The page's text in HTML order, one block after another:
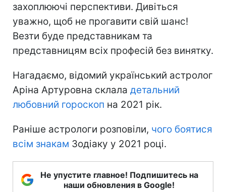
захоплюючі перспективи. Дивіться
уважно, щоб не прогавити свій шанс!
Везти буде представникам та
представницям всіх професій без винятку.
Нагадаємо, відомий український астролог
Аріна Артуровна склала детальний
любовний гороскоп на 2021 рік.
Раніше астрологи розповіли, чого боятися
всім знакам Зодіаку у 2021 році.
Не упустите главное! Подпишитесь на
наши обновления в Google!